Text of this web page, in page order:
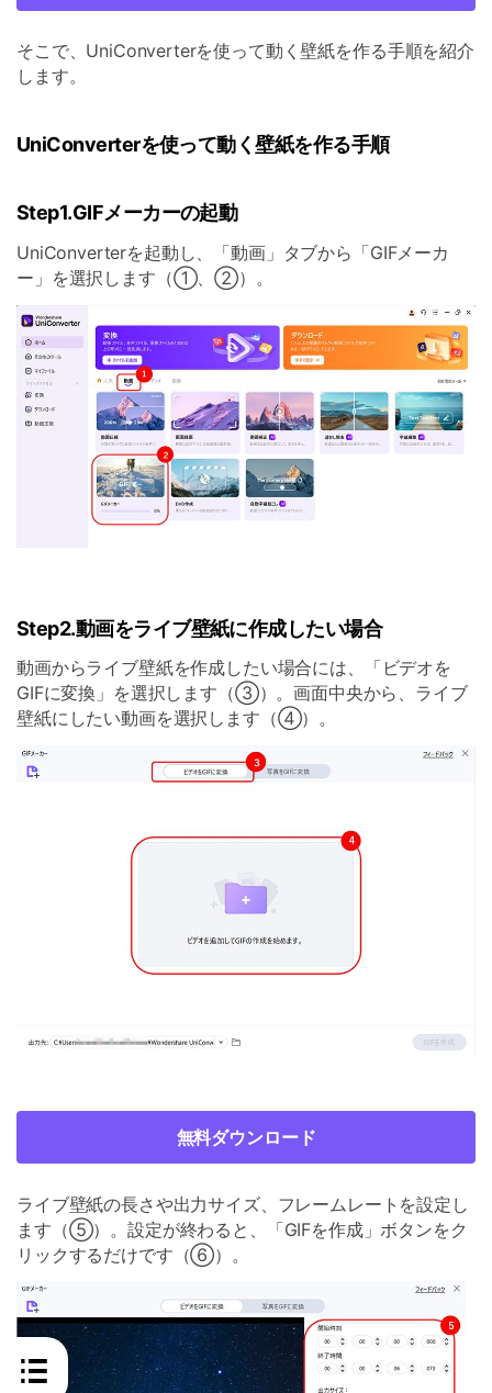
そこで、UniConverterを使って動く壁紙を作る手順を紹介
します。
UniConverterを使って動く壁紙を作る手順
Step1.GIFメーカーの起動
UniConverterを起動し、「動画」タブから「GIFメーカ
ー」を選択します（①、②）。
Step2.動画をライブ壁紙に作成したい場合
動画からライブ壁紙を作成したい場合には、「ビデオを
GIFに変換」を選択します（③）。画面中央から、ライブ
壁紙にしたい動画を選択します（④）。
無料ダウンロード
ライブ壁紙の長さや出力サイズ、フレームレートを設定し
ます（⑤）。設定が終わると、「GIFを作成」ボタンをク
リックするだけです（⑥）。